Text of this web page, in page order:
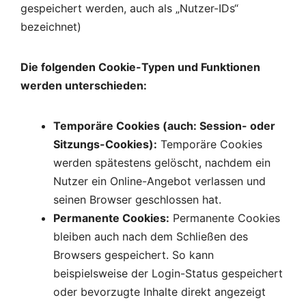
gespeichert werden, auch als „Nutzer-IDs“
bezeichnet)
Die folgenden Cookie-Typen und Funktionen
werden unterschieden:
Temporäre Cookies (auch: Session- oder
Sitzungs-Cookies): Temporäre Cookies
werden spätestens gelöscht, nachdem ein
Nutzer ein Online-Angebot verlassen und
seinen Browser geschlossen hat.
Permanente Cookies: Permanente Cookies
bleiben auch nach dem Schließen des
Browsers gespeichert. So kann
beispielsweise der Login-Status gespeichert
oder bevorzugte Inhalte direkt angezeigt